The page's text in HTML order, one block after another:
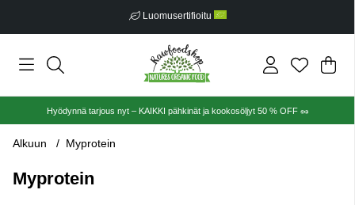
Luomusertifioitu
.
Hyödynnä tarjous nyt – KAIKKI pähkinät ja kookosöljyt 50 % OFF 🥜
Alkuun Myprotein
Myprotein